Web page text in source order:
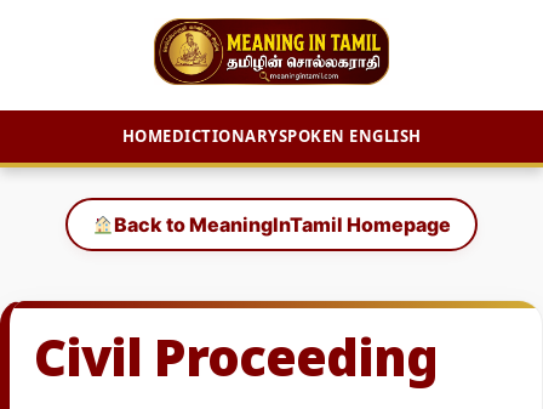
HOMEDICTIONARYSPOKEN ENGLISH
content
Back to MeaningInTamil Homepage
Civil Proceeding